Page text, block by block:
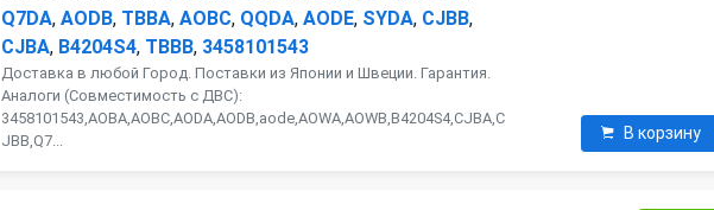
Q7DA,AODB, TBBA,AOBC, QQDA,AODE, SYDA, CJBB,
CJBA, B4204S4, TBBB, 3458101543
Доставка в любой Город. Поставки из Японии и Швеции. Гарантия.
Аналоги (Совместимость с ДВС):
3458101543,AOBA,AOBC,AODA,AODB,aode,AOWA,AOWB,B4204S4,CJBA,C
JBB,Q7...
В корзину